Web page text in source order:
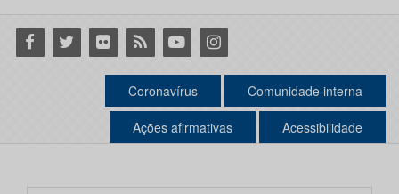
Facebook
Twitter Flickr RSS YoutubeInstagram
Coronavírus Comunidade interna
Ações afirmativas Acessibilidade